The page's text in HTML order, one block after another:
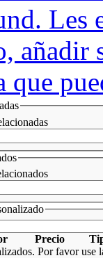
Precio
Por favor use